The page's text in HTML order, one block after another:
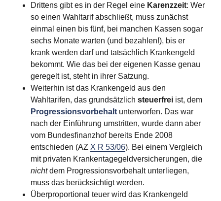
Drittens gibt es in der Regel eine Karenzzeit: Wer
so einen Wahltarif abschließt, muss zunächst
einmal einen bis fünf, bei manchen Kassen sogar
sechs Monate warten (und bezahlen!), bis er
krank werden darf und tatsächlich Krankengeld
bekommt. Wie das bei der eigenen Kasse genau
geregelt ist, steht in ihrer Satzung.
Weiterhin ist das Krankengeld aus den
Wahltarifen, das grundsätzlichsteuerfrei ist, dem
Progressionsvorbehalt unterworfen. Das war
nach der Einführung umstritten, wurde dann aber
vom Bundesfinanzhof bereits Ende 2008
entschieden (AZ X R 53/06). Bei einem Vergleich
mit privaten Krankentagegeldversicherungen, die
nichtdem Progressionsvorbehalt unterliegen,
muss das berücksichtigt werden.
Überproportional teuer wird das Krankengeld